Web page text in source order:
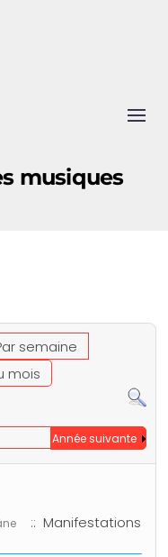
musiques
semaine
mois
Année suivante
:: Manifestations